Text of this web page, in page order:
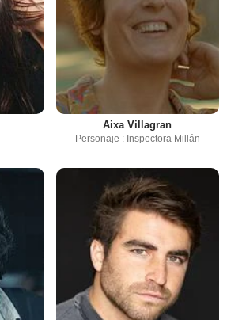
Aixa Villagran
Personaje : Inspectora Millán